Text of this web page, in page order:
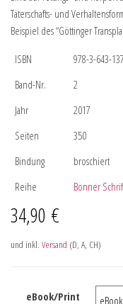
Täterschafts- und
Beispiel des “Göttinger
ISBN
978-3-643-
Band-Nr.
2
Jahr
2017
Seiten
350
Bindung
broschiert
Reihe
Bonner
34,90 €
und inkl. Versand (D, A, CH)
eBook/Print